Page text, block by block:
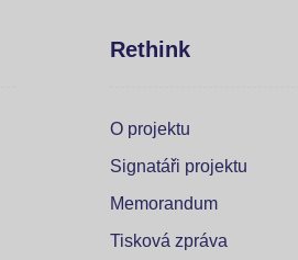
Rethink
O projektu
Signatáři projektu
Memorandum
Tisková zpráva